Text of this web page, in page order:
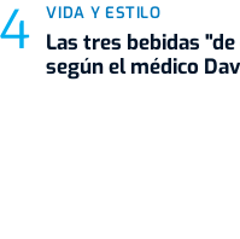
VIDA Y ESTILO
Las tres bebidas
según el médico